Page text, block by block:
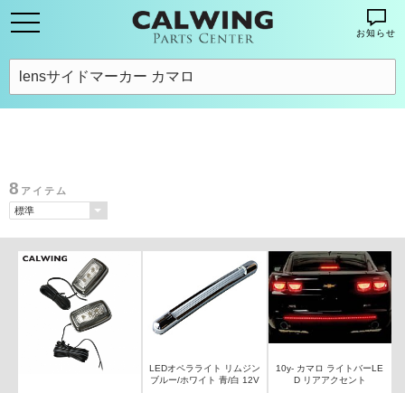
お知らせ
8 アイテム
LEDオペラライト リムジン
ブルー/ホワイト 青/白 12V
10y- カマロ ライトバーLE
D リアアクセント